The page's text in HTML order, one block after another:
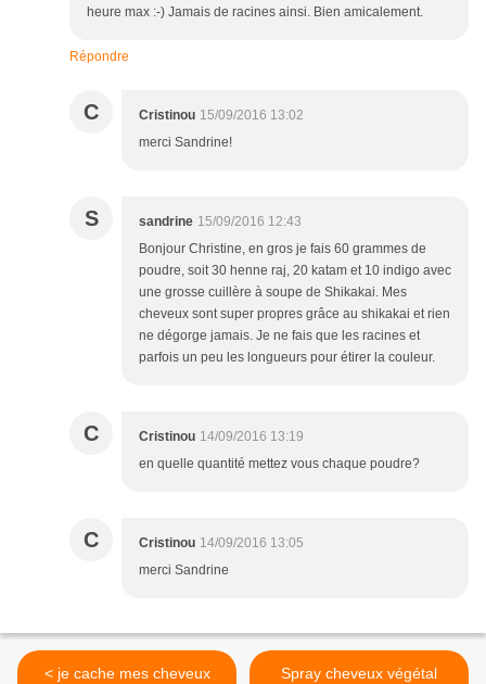
heure max :-) Jamais de racines ainsi. Bien amicalement.
Répondre
C Cristinou 15/09/2016 13:02
merci Sandrine!
S sandrine 15/09/2016 12:43
Bonjour Christine, en gros je fais 60 grammes de
poudre, soit 30 henne raj, 20 katam et 10 indigo avec
une grosse cuillère à soupe de Shikakai. Mes
cheveux sont super propres grâce au shikakai et rien
ne dégorge jamais. Je ne fais que les racines et
parfois un peu les longueurs pour étirer la couleur.
C Cristinou 14/09/2016 13:19
en quelle quantité mettez vous chaque poudre?
C Cristinou 14/09/2016 13:05
merci Sandrine
< je cache mes cheveux
Spray cheveux végétal